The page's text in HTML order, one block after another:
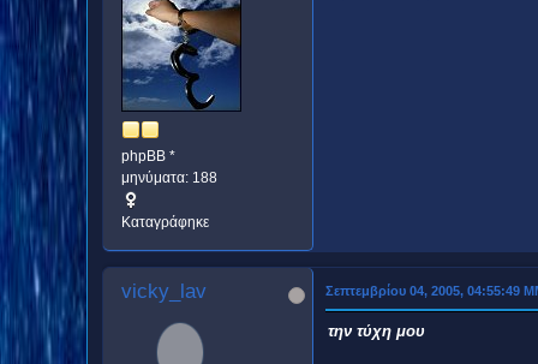
phpBB *
μηνύματα: 188
Καταγράφηκε
vicky_lav Σεπτεμβρίου 04, 2005, 04:55:49
την τύχη μου